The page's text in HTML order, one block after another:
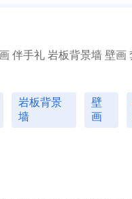
伴手礼 岩板背景墙 壁画
岩板背景
墙
壁
画